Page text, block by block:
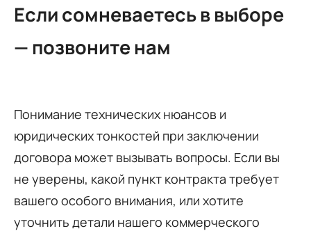
Если сомневаетесь в выборе
— позвоните нам
Понимание технических нюансов и
юридических тонкостей при заключении
договора может вызывать вопросы. Если вы
не уверены, какой пункт контракта требует
вашего особого внимания, или хотите
уточнить детали нашего коммерческого